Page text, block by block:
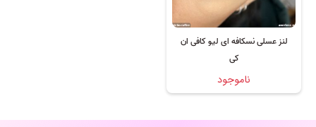
لنز عسلی نسکافه ای لیو کافی ان
کی
ناموجود